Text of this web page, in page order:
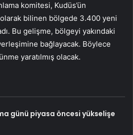
komitesi, Kudüs’ün
bilinen bölgede 3.400 yeni
Bu gelişme, bölgeyi yakındaki
bağlayacak. Böylece
yaratılmış olacak.
günü piyasa öncesi yükselişe